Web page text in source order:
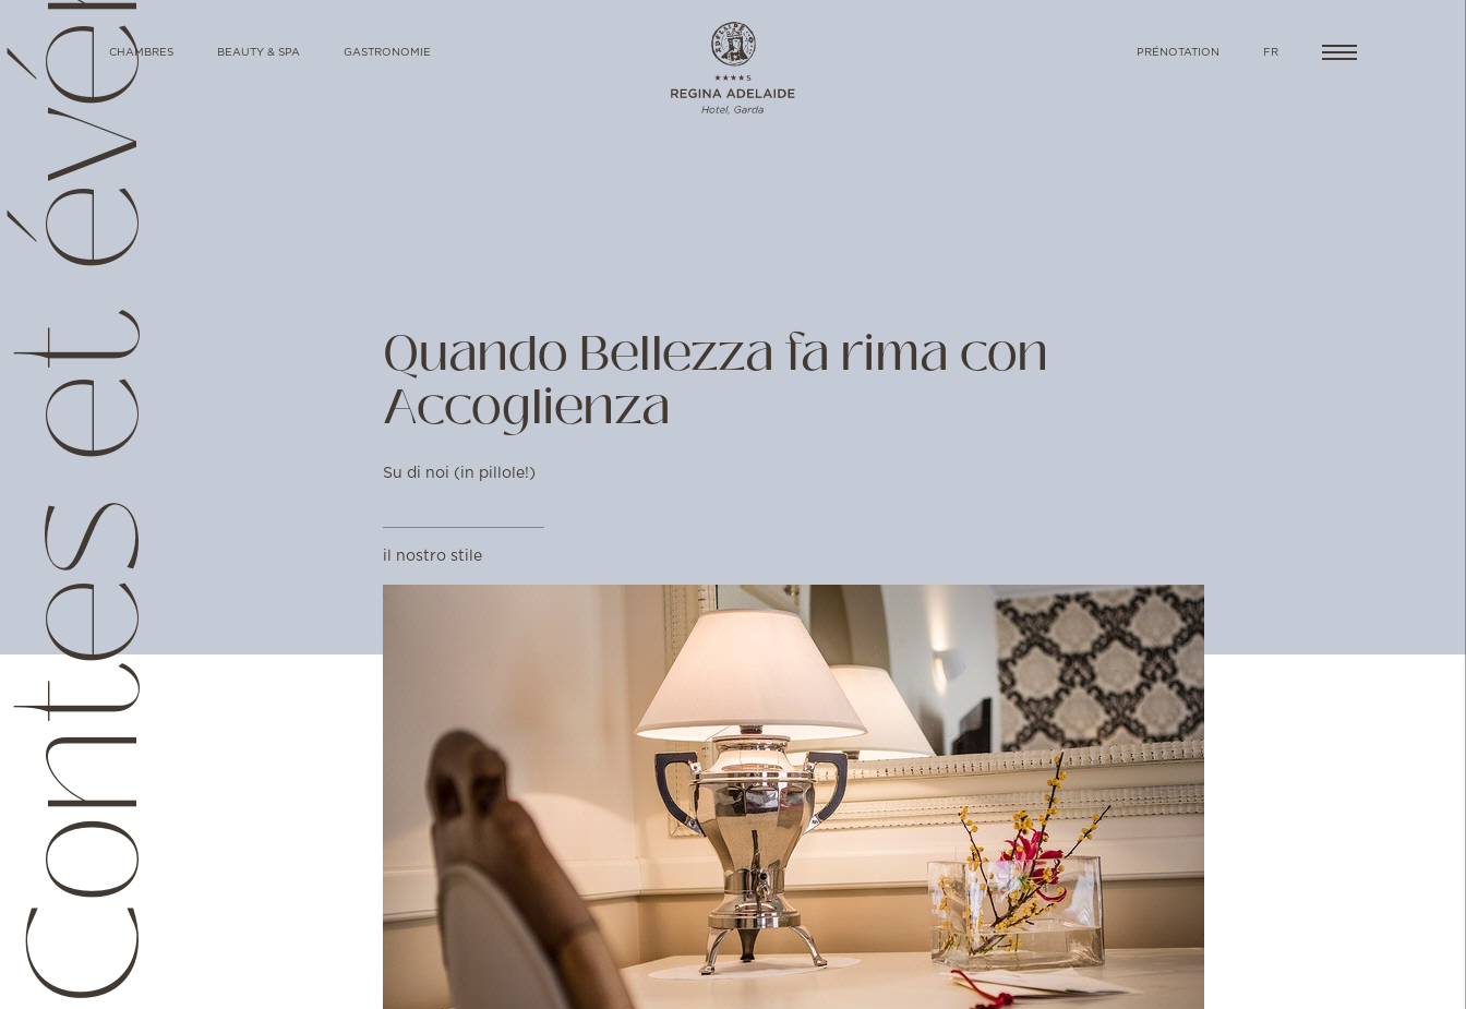
CHAMBRES BEAUTY & SPA GASTRONOMIE PRÉNOTATION FR
Quando Bellezza fa rima con
Accoglienza
Su di noi (in pillole!)
il nostro stile